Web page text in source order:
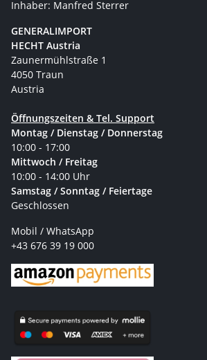
Inhaber: Manfred Sterrer
GENERALIMPORT
HECHT Austria
Zaunermühlstraße 1
4050 Traun
Austria
Öffnungszeiten & Tel. Support
Montag / Dienstag / Donnerstag
10:00 - 17:00
Mittwoch / Freitag
10:00 - 14:00 Uhr
Samstag / Sonntag / Feiertage
Geschlossen
Mobil / WhatsApp
+43 676 39 19 000